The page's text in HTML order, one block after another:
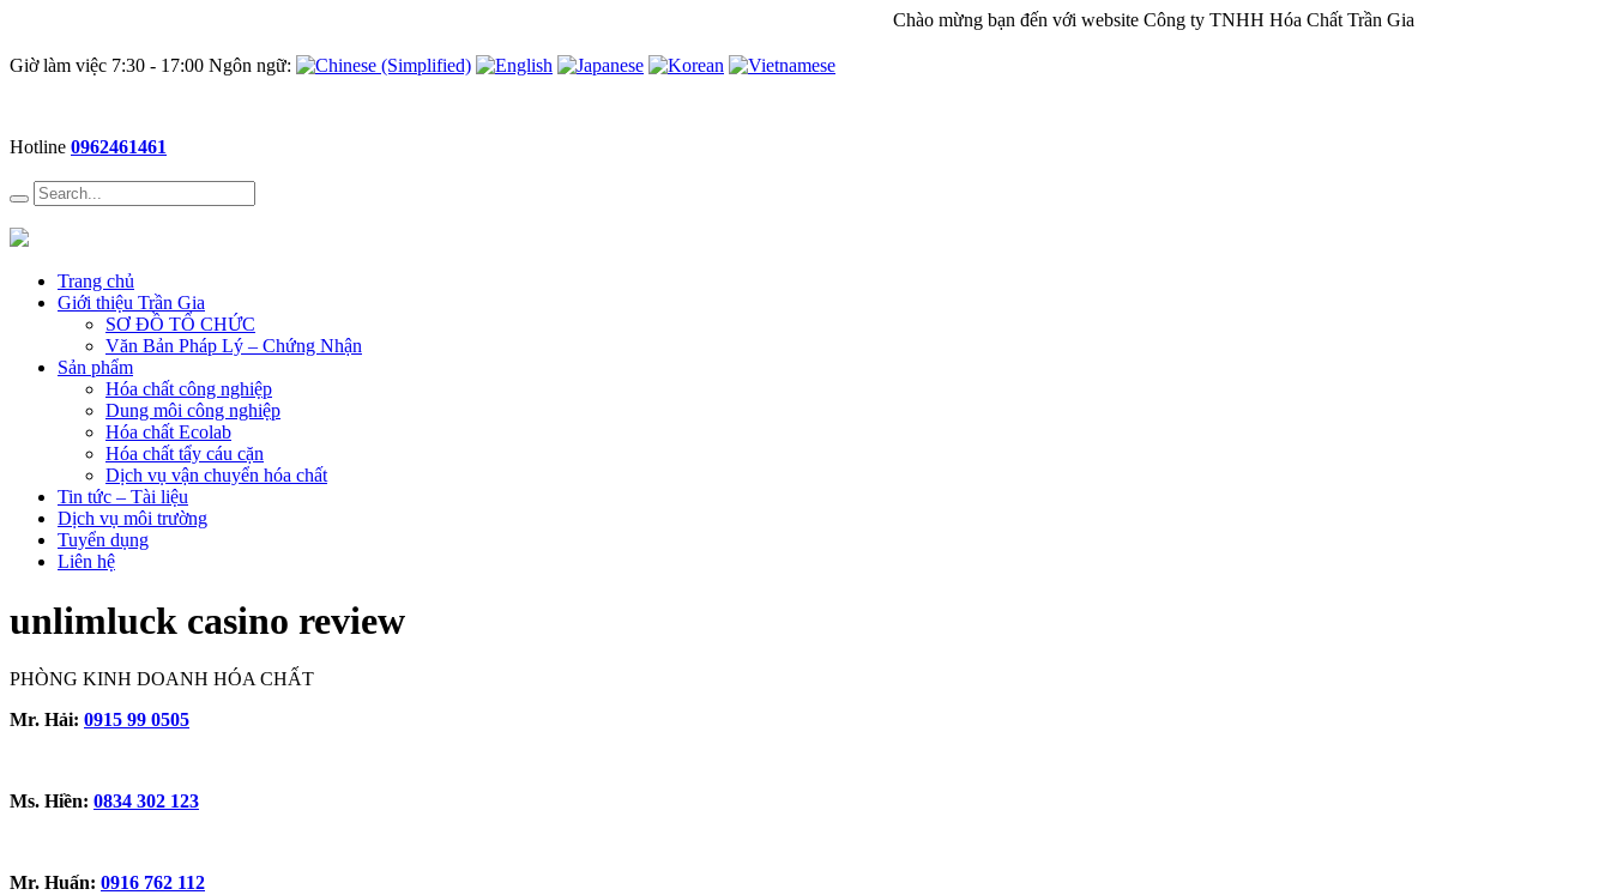
Chào mừng bạn đến với website Công ty TNHH Hóa Chất Trần Gia
Giờ làm việc 7:30 - 17:00 Ngôn ngữ:
Hotline 0962461461
Trang chủ
Giới thiệu Trần Gia
SƠ ĐỒ TỔ CHỨC
Văn Bản Pháp Lý – Chứng Nhận
Sản phẩm
Hóa chất công nghiệp
Dung môi công nghiệp
Hóa chất Ecolab
Hóa chất tẩy cáu cặn
Dịch vụ vận chuyển hóa chất
Tin tức – Tài liệu
Dịch vụ môi trường
Tuyển dụng
Liên hệ
unlimluck casino review
PHÒNG KINH DOANH HÓA CHẤT
Mr. Hải: 0915 99 0505
Ms. Hiền: 0834 302 123
Mr. Huấn: 0916 762 112